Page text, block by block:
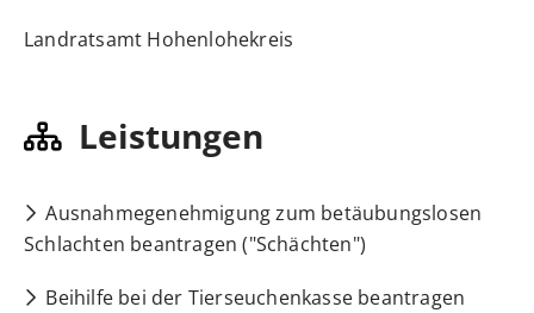
Landratsamt Hohenlohekreis
Leistungen
Ausnahmegenehmigung zum betäubungslosen
Schlachten beantragen ("Schächten")
Beihilfe bei der Tierseuchenkasse beantragen